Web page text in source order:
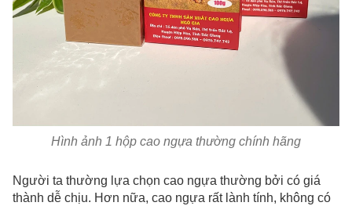
Hình ảnh 1 hộp cao ngựa thường chính hãng
Người ta thường lựa chọn cao ngựa thường bởi có giá
thành dễ chịu. Hơn nữa, cao ngựa rất lành tính, không có